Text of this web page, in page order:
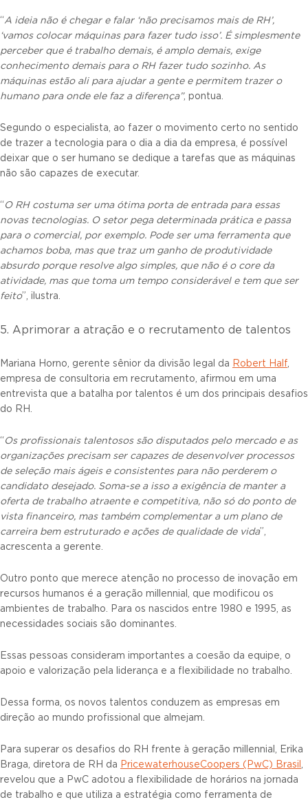
“A ideia não é chegar e falar ‘não precisamos mais de RH’,
‘vamos colocar máquinas para fazer tudo isso’. É simplesmente
perceber que é trabalho demais, é amplo demais, exige
conhecimento demais para o RH fazer tudo sozinho. As
máquinas estão ali para ajudar a gente e permitem trazer o
humano para onde ele faz a diferença”, pontua.
Segundo o especialista, ao fazer o movimento certo no sentido
de trazer a tecnologia para o dia a dia da empresa, é possível
deixar que o ser humano se dedique a tarefas que as máquinas
não são capazes de executar.
“ O RH costuma ser uma ótima porta de entrada para essas
novas tecnologias. O setor pega determinada prática e passa
para o comercial, por exemplo. Pode ser uma ferramenta que
achamos boba, mas que traz um ganho de produtividade
absurdo porque resolve algo simples, que não é o core da
atividade, mas que toma um tempo considerável e tem que ser
feito”, ilustra.
5. Aprimorar a atração e o recrutamento de talentos
Mariana Horno, gerente sênior da divisão legal da Robert Half,
empresa de consultoria em recrutamento, afirmou em uma
entrevista que a batalha por talentos é um dos principais desafios
do RH.
“ Os profissionais talentosos são disputados pelo mercado e as
organizações precisam ser capazes de desenvolver processos
de seleção mais ágeis e consistentes para não perderem o
candidato desejado. Soma-se a isso a exigência de manter a
oferta de trabalho atraente e competitiva, não só do ponto de
vista financeiro, mas também complementar a um plano de
carreira bem estruturado e ações de qualidade de vida”,
acrescenta a gerente.
Outro ponto que merece atenção no processo de inovação em
recursos humanos é a geração millennial, que modificou os
ambientes de trabalho. Para os nascidos entre 1980 e 1995, as
necessidades sociais são dominantes.
Essas pessoas consideram importantes a coesão da equipe, o
apoio e valorização pela liderança e a flexibilidade no trabalho.
Dessa forma, os novos talentos conduzem as empresas em
direção ao mundo profissional que almejam.
Para superar os desafios do RH frente à geração millennial, Erika
Braga, diretora de RH da PricewaterhouseCoopers (PwC) Brasil ,
revelou que a PwC adotou a flexibilidade de horários na jornada
de trabalho e que utiliza a estratégia como ferramenta de